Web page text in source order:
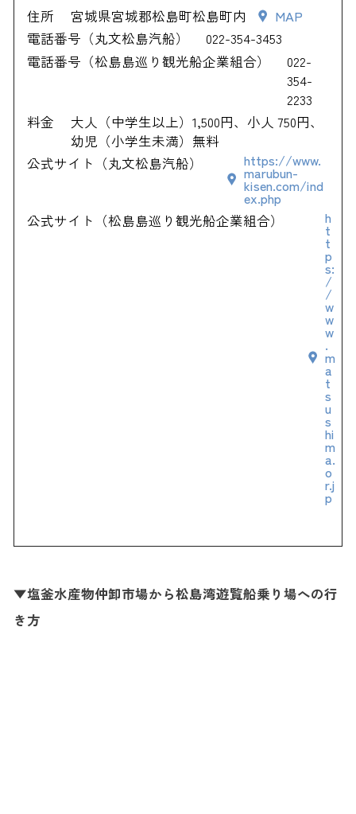
住所 宮城県宮城郡松島町松島町内
MAP
電話番号（丸文松島汽船）
022-354-3453
電話番号（松島島巡り観光船企業組合）
022-
354-
2233
料金
大人（中学生以上）1,500円、小人 750円、
幼児（小学生未満）無料
公式サイト（丸文松島汽船）
https://www.
marubun-
kisen.com/ind
ex.php
公式サイト（松島島巡り観光船企業組合）
h
t
t
p
s:
/
/
w
w
w
.
m
a
t
s
u
s
hi
m
a.
o
r.j
p
▼塩釜水産物仲卸市場から松島湾遊覧船乗り場への行
き方